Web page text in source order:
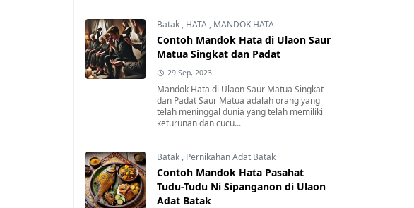
Batak , HATA , MANDOK HATA
Contoh Mandok Hata di Ulaon Saur
Matua Singkat dan Padat
29 Sep, 2023
Mandok Hata di Ulaon Saur Matua Singkat
dan Padat Saur Matua adalah orang yang
telah meninggal dunia yang telah memiliki
keturunan dan cucu...
Batak , Pernikahan Adat Batak
Contoh Mandok Hata Pasahat
Tudu-Tudu Ni Sipanganon di Ulaon
Adat Batak